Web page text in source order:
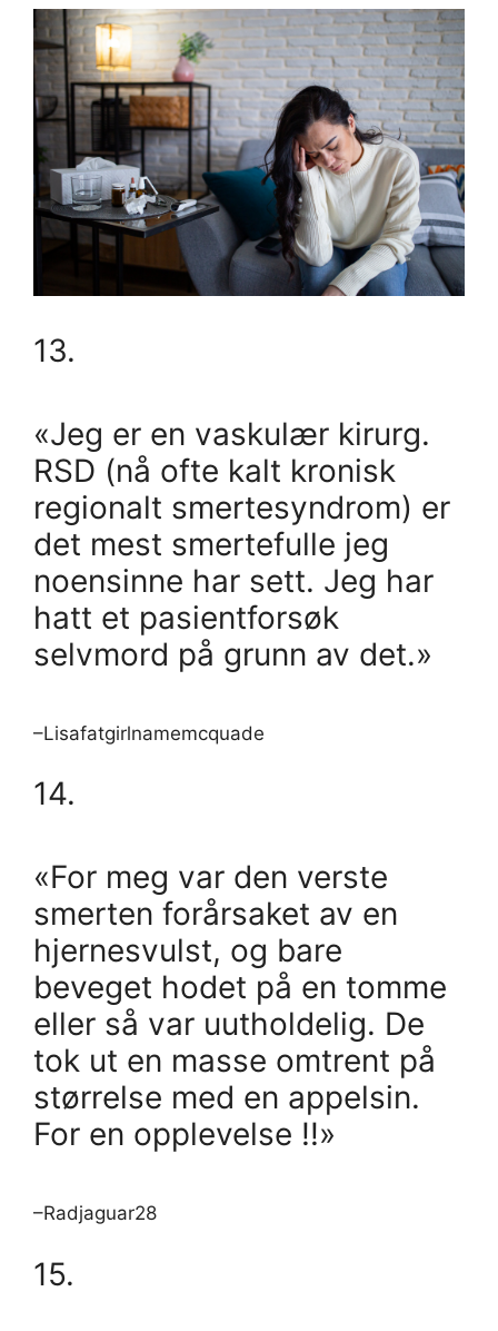
13.
«Jeg er en vaskulær kirurg.
RSD (nå ofte kalt kronisk
regionalt smertesyndrom) er
det mest smertefulle jeg
noensinne har sett. Jeg har
hatt et pasientforsøk
selvmord på grunn av det.»
–Lisafatgirlnamemcquade
14.
«For meg var den verste
smerten forårsaket av en
hjernesvulst, og bare
beveget hodet på en tomme
eller så var uutholdelig. De
tok ut en masse omtrent på
størrelse med en appelsin.
For en opplevelse !!»
–Radjaguar28
15.